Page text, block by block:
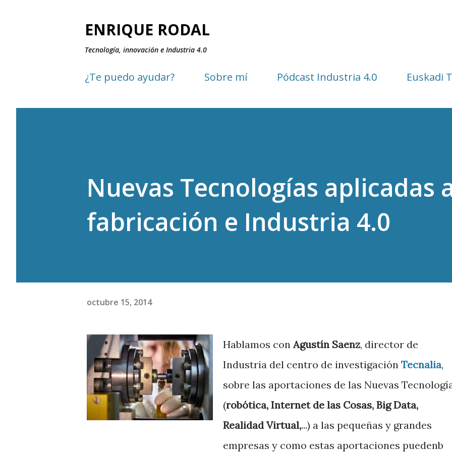
ENRIQUE RODAL
Tecnología, innovación e Industria 4.0
¿Te puedo ayudar? Sobre mí Pódcast Industria 4.0 Euskadi
Nuevas Tecnologías aplicadas
fabricación e Industria 4.0
octubre 15, 2014
Hablamos conAgustín Saenz, director de
Industria del centro de investigación Tecnalia,
sobre las aportaciones de las Nuevas
(robótica, Internet de las Cosas, Big Data,
Realidad Virtual,...) a las pequeñas y grandes
empresas y como estas aportaciones puedenb